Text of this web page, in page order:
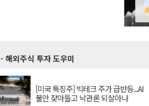
- 해외주식 투자 도우미
[미국 특징주] 빅테크 주가 급반등...AI
불안 잦아들고 낙관론 되살아나